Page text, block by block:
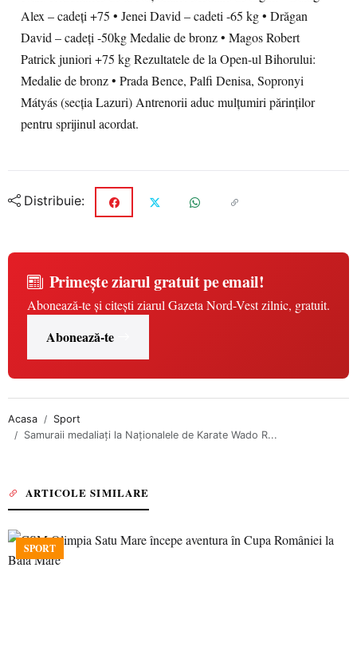
Alex – cadeţi +75 • Jenei David – cadeti -65 kg • Drăgan
David – cadeţi -50kg Medalie de bronz • Magos Robert
Patrick juniori +75 kg Rezultatele de la Open-ul Bihorului:
Medalie de bronz • Prada Bence, Palfi Denisa, Sopronyi
Mátyás (secţia Lazuri) Antrenorii aduc mulţumiri părinţilor
pentru sprijinul acordat.
Distribuie:
Primește ziarul gratuit pe email!
Abonează-te și citești ziarul Gazeta Nord-Vest zilnic, gratuit.
Abonează-te
Acasa
Sport
Samuraii medaliați la Naționalele de Karate Wado R...
ARTICOLE SIMILARE
SPORT